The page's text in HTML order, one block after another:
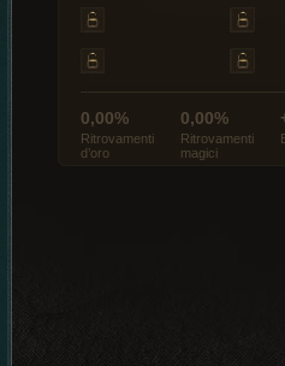
0,00%
Ritrovamenti
d’oro
0,00%
Ritrovamenti
magici